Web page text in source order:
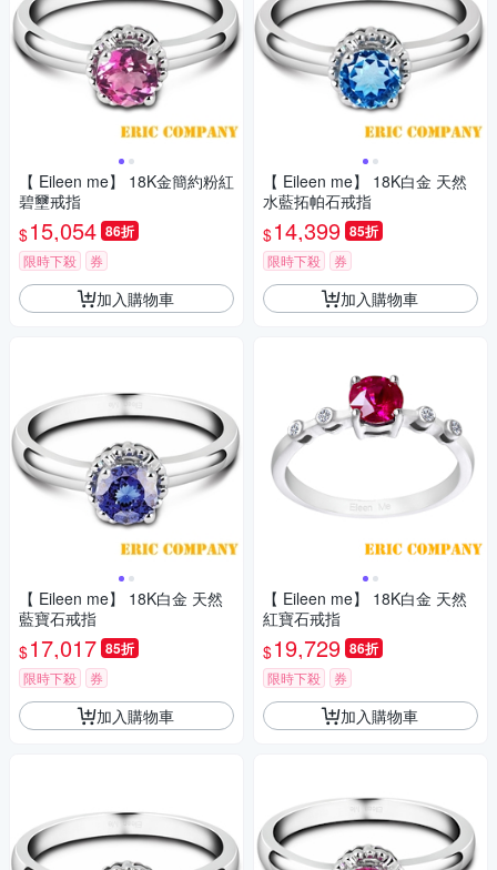
【 Eileen me】 18K金簡約粉紅
碧壐戒指
$15,054 86折
限時下殺 券
加入購物車
【 Eileen me】 18K白金 天然
藍寶石戒指
$17,017 85折
限時下殺 券
加入購物車
【 Eileen me】 18K白金 天然
水藍拓帕石戒指
$14,399 85折
限時下殺 券
加入購物車
【 Eileen me】 18K白金 天然
紅寶石戒指
$19,729 86折
限時下殺 券
加入購物車